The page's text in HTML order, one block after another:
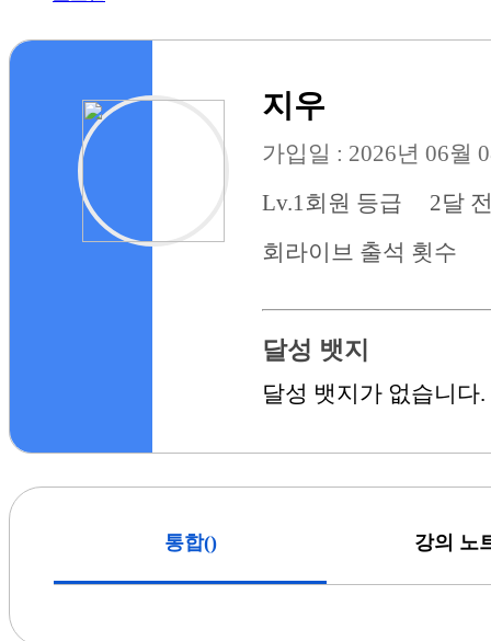
지우
가입일 : 2026년 06월
Lv.1 회원 등급
2달
회 라이브 출석 횟수
달성 뱃지
달성 뱃지가 없습니다.
통합() 강의 노